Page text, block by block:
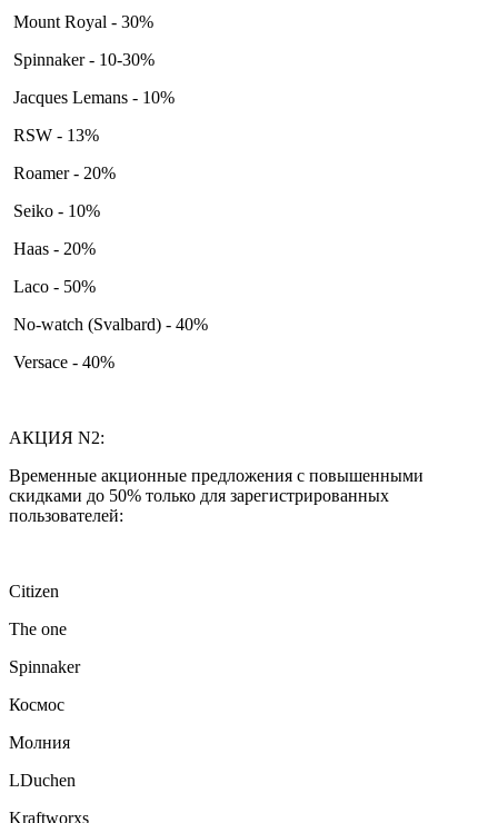
Mount Royal - 30%
Spinnaker - 10-30%
Jacques Lemans - 10%
RSW - 13%
Roamer - 20%
Seiko - 10%
Haas - 20%
Laco - 50%
No-watch (Svalbard) - 40%
Versace - 40%
АКЦИЯ N2:
Временные акционные предложения с повышенными
скидками до 50% только для зарегистрированных
пользователей:
Citizen
The one
Spinnaker
Космос
Молния
LDuchen
Kraftworxs